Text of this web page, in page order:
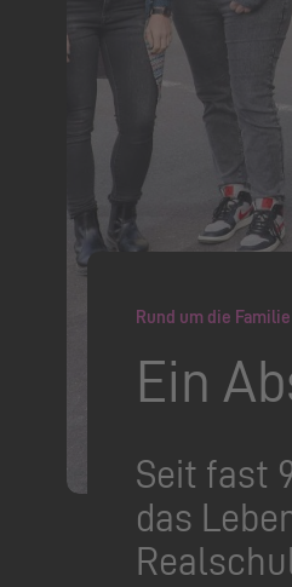
Rund um die Familie
Ein
Seit fast
das